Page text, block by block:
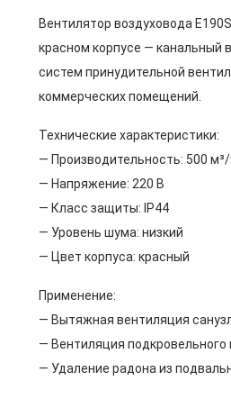
Вентилятор воздуховода
красном корпусе — канальный
систем принудительной
коммерческих помещений.
Технические характеристики:
— Производительность: 500
— Напряжение: 220 В
— Класс защиты: IP44
— Уровень шума: низкий
— Цвет корпуса: красный
Применение:
— Вытяжная вентиляция
— Вентиляция подкровельного
— Удаление радона из